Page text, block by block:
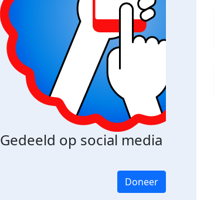
Gedeeld op social media
Doneer